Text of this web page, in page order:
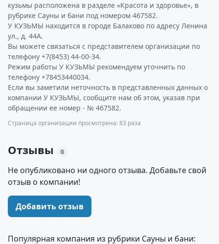
кузьмы расположена в разделе «Красота и здоровье», в
рубрике Сауны и бани под номером 467582.
У КУЗЬМЫ находится в городе Балаково по адресу Ленина
ул., д. 44А.
Вы можете связаться с представителем организации по
телефону +7(8453) 44-00-34.
Режим работы У КУЗЬМЫ рекомендуем уточнить по
телефону +78453440034.
Если вы заметили неточность в представленных данных о
компании У КУЗЬМЫ, сообщите нам об этом, указав при
обращении ее номер - № 467582.
Страница организации просмотрена: 83 раза
Отзывы 0
Не опубликовано ни одного отзыва. Добавьте свой
отзыв о компании!
Добавить отзыв
Популярная компания из рубрики Сауны и бани: